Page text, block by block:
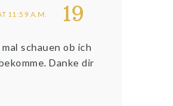
19
11:59 A.M.
schauen ob ich
Danke dir